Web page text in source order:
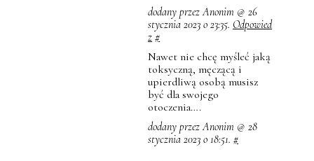
dodany przez Anonim @ 26
stycznia 2023 o 23:35. Odpowied
z #
Nawet nie chcę myśleć jaką
toksyczną, męczącą i
upierdliwą osobą musisz
być dla swojego
otoczenia….
dodany przez Anonim @ 28
stycznia 2023 o 18:51.#